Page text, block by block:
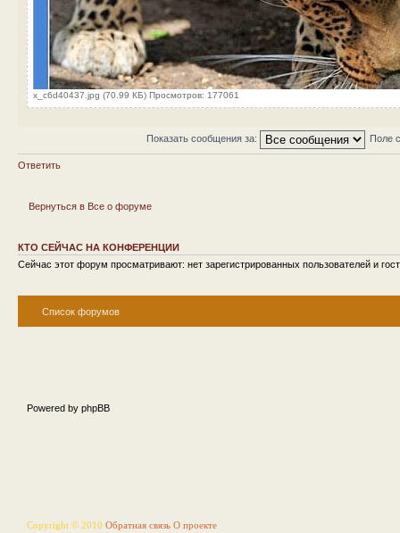
x_c6d40437.jpg (70.99 КБ) Просмотров: 177061
Показать сообщения за: Поле
Ответить
Вернуться в Все о форуме
КТО СЕЙЧАС НА КОНФЕРЕНЦИИ
Сейчас этот форум просматривают: нет зарегистрированных пользователей и
Список форумов
Powered by phpBB
Copyright © 2010 Обратная связь О проекте